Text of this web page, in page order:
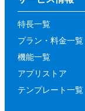
特長一覧
プラン・料金一覧
機能一覧
アプリストア
テンプレート一覧